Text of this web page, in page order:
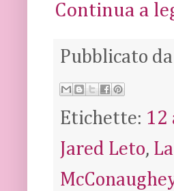
Continua a
Pubblicato da
Etichette: 12
Jared Leto,